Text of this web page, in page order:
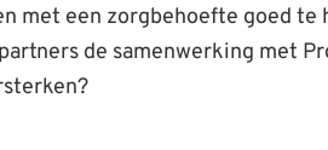
met een zorgbehoefte goed te
de samenwerking met